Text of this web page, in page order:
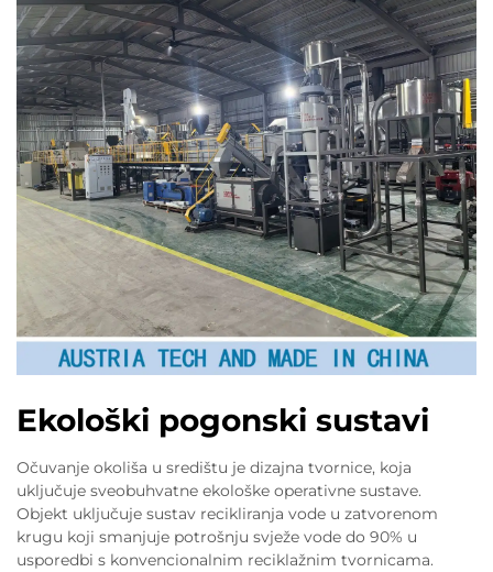
Ekološki pogonski sustavi
Očuvanje okoliša u središtu je dizajna tvornice, koja
uključuje sveobuhvatne ekološke operativne sustave.
Objekt uključuje sustav recikliranja vode u zatvorenom
krugu koji smanjuje potrošnju svježe vode do 90% u
usporedbi s konvencionalnim reciklažnim tvornicama.